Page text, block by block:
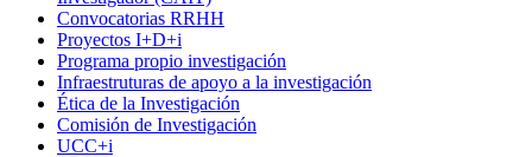
Convocatorias RRHH
Proyectos I+D+i
Programa propio investigación
Infraestruturas de apoyo a la investigación
Ética de la Investigación
Comisión de Investigación
UCC+i